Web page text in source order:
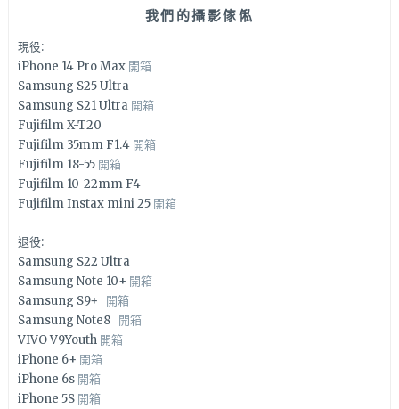
我們的攝影傢俬
現役:
iPhone 14 Pro Max 開箱
Samsung S25 Ultra
Samsung S21 Ultra 開箱
Fujifilm X-T20
Fujifilm 35mm F1.4 開箱
Fujifilm 18-55 開箱
Fujifilm 10-22mm F4
Fujifilm Instax mini 25 開箱
退役:
Samsung S22 Ultra
Samsung Note 10+ 開箱
Samsung S9+ 開箱
Samsung Note8 開箱
VIVO V9Youth 開箱
iPhone 6+ 開箱
iPhone 6s 開箱
iPhone 5S 開箱